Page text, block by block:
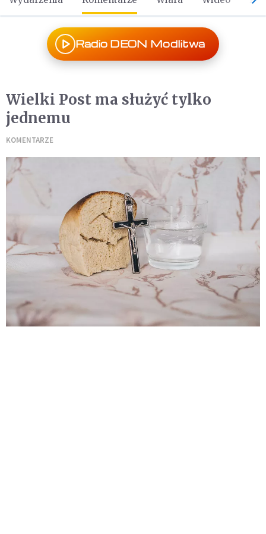
Radio DEON Modlitwa
Wielki Post ma służyć tylko
jednemu
KOMENTARZE